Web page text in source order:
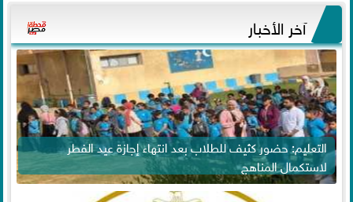
آخر الأخبار
التعليم: حضور كثيف للطلاب بعد انتهاء إجازة عيد الفطر
لاستكمال المناهج